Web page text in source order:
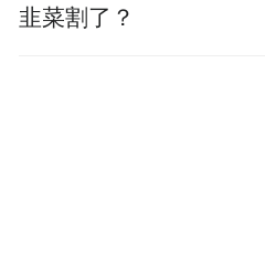
韭菜割了？